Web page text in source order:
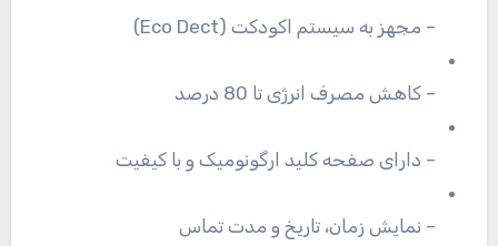
– مجهز به سیستم اکودکت (Eco Dect)
– کاهش مصرف انرژی تا 80 درصد
– دارای صفحه کلید ارگونومیک و با کیفیت
– نمایش زمان، تاریخ و مدت تماس